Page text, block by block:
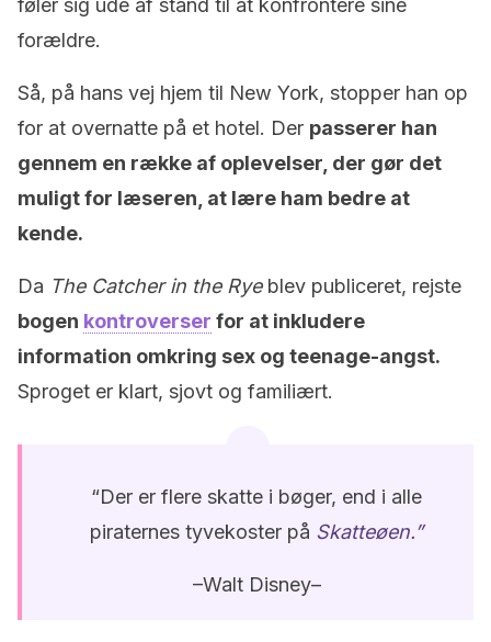
føler sig ude af stand til at konfrontere sine
forældre.
Så, på hans vej hjem til New York, stopper han op
for at overnatte på et hotel. Der passerer han
gennem en række af oplevelser, der gør det
muligt for læseren, at lære ham bedre at
kende.
Da The Catcher in the Ryeblev publiceret, rejste
bogen kontroverser for at inkludere
information omkring sex og teenage-angst.
Sproget er klart, sjovt og familiært.
“Der er flere skatte i bøger, end i alle
piraternes tyvekoster på Skatteøen.”
–Walt Disney–